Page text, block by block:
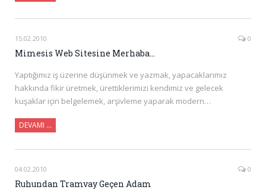
15.02.2010 0
Mimesis Web Sitesine Merhaba…
Yaptığımız iş üzerine düşünmek ve yazmak, yapacaklarımız
hakkında fikir üretmek, ürettiklerimizi kendimiz ve gelecek
kuşaklar için belgelemek, arşivleme yaparak modern…
DEVAMI …
04.02.2010 0
Ruhundan Tramvay Geçen Adam